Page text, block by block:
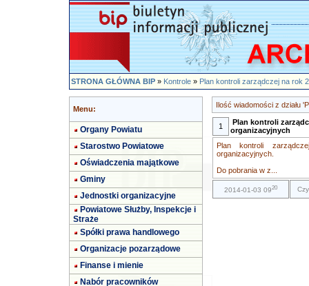
STRONA GŁÓWNA BIP»Kontrole»Plan kontroli zarządczej na rok
Menu:
Organy Powiatu
Starostwo Powiatowe
Oświadczenia majątkowe
Gminy
Jednostki organizacyjne
Powiatowe Służby, Inspekcje i
Straże
Spółki prawa handlowego
Organizacje pozarządowe
Finanse i mienie
Nabór pracowników
Ilość wiadomości z działu
1
Plan kontroli
organizacyjnych
Plan kontroli
organizacyjnych.
Do pobrania w z...
2014-01-03 0920